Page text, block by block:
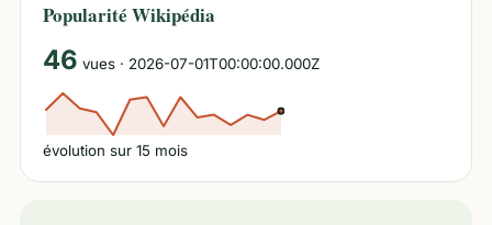
Popularité Wikipédia
46 vues · 2026-07-01T00:00:00.000Z
évolution sur 15 mois